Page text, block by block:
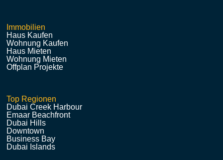
Immobilien
Haus Kaufen
Wohnung Kaufen
Haus Mieten
Wohnung Mieten
Offplan Projekte
Top Regionen
Dubai Creek Harbour
Emaar Beachfront
Dubai Hills
Downtown
Business Bay
Dubai Islands